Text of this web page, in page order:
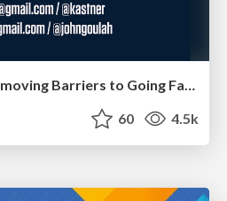
Put a Button on it: Removing Barriers to Going Fast.
60 4.5k